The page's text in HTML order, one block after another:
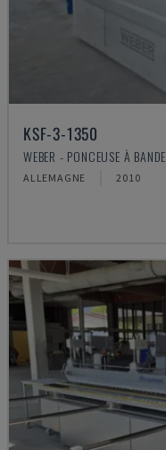
KSF-3-1350
WEBER - PONCEUSE À BANDE
ALLEMAGNE 2010